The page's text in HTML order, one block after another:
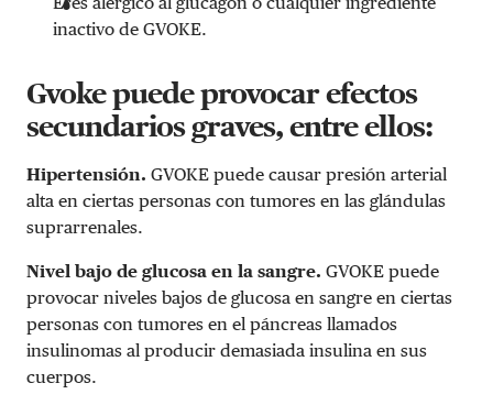
inactivo de GVOKE.
Gvoke puede provocar efectos
secundarios graves, entre ellos:
Hipertensión. GVOKE puede causar presión arterial
alta en ciertas personas con tumores en las glándulas
suprarrenales.
Nivel bajo de glucosa en la sangre. GVOKE puede
provocar niveles bajos de glucosa en sangre en ciertas
personas con tumores en el páncreas llamados
insulinomas al producir demasiada insulina en sus
cuerpos.